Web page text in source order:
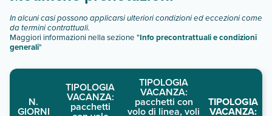
In alcuni casi possono applicarsi ulteriori condizioni ed eccezioni come
da termini contrattuali.
Maggiori informazioni nella sezione "Info precontrattuali e condizioni
generali"
N.
GIORNI
TIPOLOGIA
VACANZA:
pacchetti
TIPOLOGIA
VACANZA:
pacchetti con
volo di linea, voli
TIPOLOGIA
VACANZA: